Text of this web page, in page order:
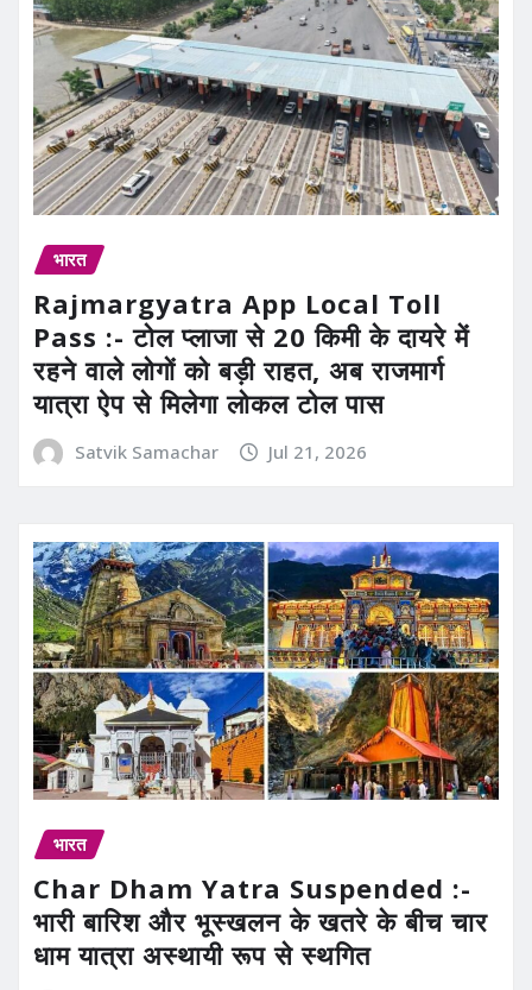
भारत
Rajmargyatra App Local Toll
Pass :- टोल प्लाजा से 20 किमी के दायरे में
रहने वाले लोगों को बड़ी राहत, अब राजमार्ग
यात्रा ऐप से मिलेगा लोकल टोल पास
Satvik Samachar Jul 21, 2026
भारत
Char Dham Yatra Suspended :-
भारी बारिश और भूस्खलन के खतरे के बीच चार
धाम यात्रा अस्थायी रूप से स्थगित